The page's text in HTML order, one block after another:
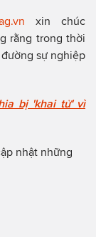
xin chúc
rằng trong thời
sự nghiệp
bị 'khai tử' vì
nhật những